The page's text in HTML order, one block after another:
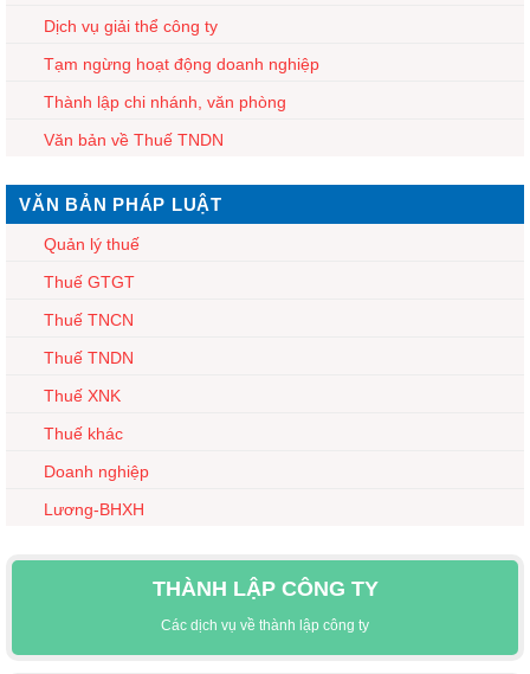
Dịch vụ giải thể công ty
Tạm ngừng hoạt động doanh nghiệp
Thành lập chi nhánh, văn phòng
Văn bản về Thuế TNDN
VĂN BẢN PHÁP LUẬT
Quản lý thuế
Thuế GTGT
Thuế TNCN
Thuế TNDN
Thuế XNK
Thuế khác
Doanh nghiệp
Lương-BHXH
THÀNH LẬP CÔNG TY
Các dịch vụ về thành lập công ty